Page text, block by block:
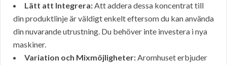
Lätt att Integrera:Att addera dessa koncentrat till
din produktlinje är väldigt enkelt eftersom du kan använda
din nuvarande utrustning. Du behöver inte investera i nya
maskiner.
Variation och Mixmöjligheter:Aromhuset erbjuder